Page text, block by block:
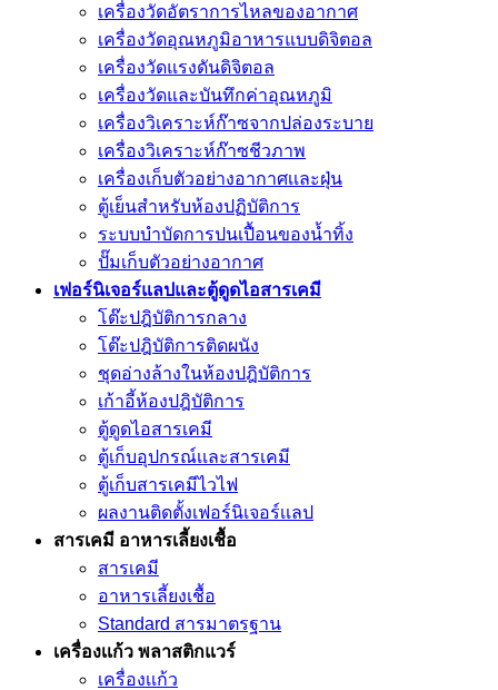
เครื่องวัดอัตราการไหลของอากาศ
เครื่องวัดอุณหภูมิอาหารแบบดิจิตอล
เครื่องวัดแรงดันดิจิตอล
เครื่องวัดและบันทึกค่าอุณหภูมิ
เครื่องวิเคราะห์ก๊าซจากปล่องระบาย
เครื่องวิเคราะห์ก๊าซชีวภาพ
เครื่องเก็บตัวอย่างอากาศเเละฝุ่น
ตู้เย็นสำหรับห้องปฏิบัติการ
ระบบบำบัดการปนเปื้อนของน้ำทิ้ง
ปั๊มเก็บตัวอย่างอากาศ
เฟอร์นิเจอร์แลปและตู้ดูดไอสารเคมี
โต๊ะปฎิบัติการกลาง
โต๊ะปฎิบัติการติดผนัง
ชุดอ่างล้างในห้องปฎิบัติการ
เก้าอี้ห้องปฎิบัติการ
ตู้ดูดไอสารเคมี
ตู้เก็บอุปกรณ์เเละสารเคมี
ตู้เก็บสารเคมีไวไฟ
ผลงานติดตั้งเฟอร์นิเจอร์เเลป
สารเคมี อาหารเลี้ยงเชื้อ
สารเคมี
อาหารเลี้ยงเชื้อ
Standard สารมาตรฐาน
เครื่องเเก้ว พลาสติกแวร์
เครื่องเเก้ว